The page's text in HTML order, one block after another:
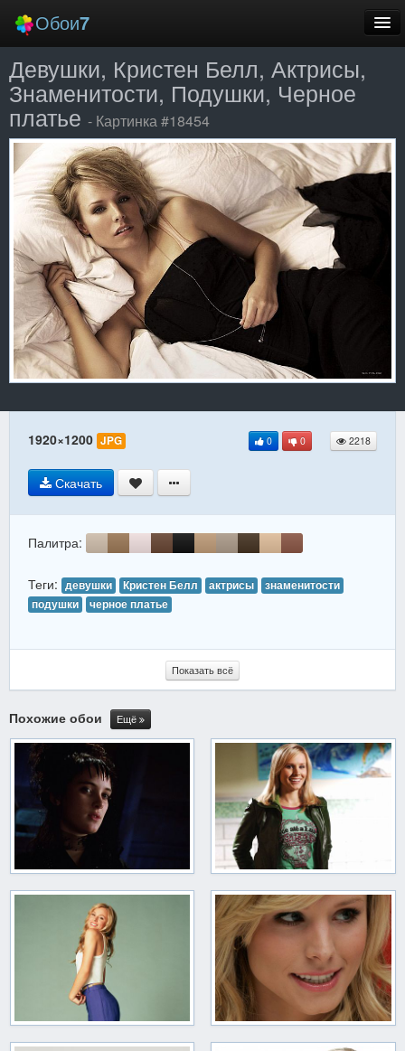
Обои7
Новые
Лучшие
Случайные
Заставки
Еще
Вход
Девушки, Кристен Белл, Актрисы,
Знаменитости, Подушки, Черное
платье - Картинка #18454
1920×1200 JPG 0 0 2218
Скачать
Палитра:
Теги: девушки Кристен Белл актрисы
знаменитости
подушки
черное платье
Показать всё
Похожие обои Ещё